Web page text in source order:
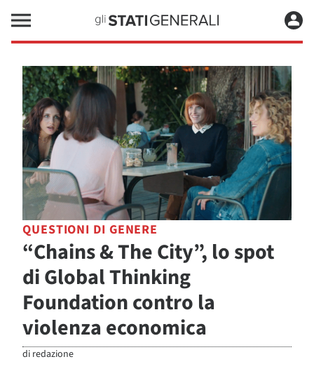
QUESTIONI DI GENERE
“Chains & The City”, lo spot
di Global Thinking
Foundation contro la
violenza economica
di redazione